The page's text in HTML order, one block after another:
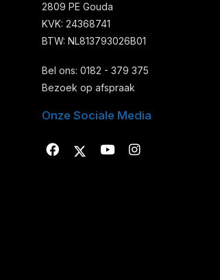
2809 PE Gouda
KVK: 24368741
BTW: NL813793026B01
Bel ons: 0182 - 379 375
Bezoek op afspraak
Onze Sociale Media